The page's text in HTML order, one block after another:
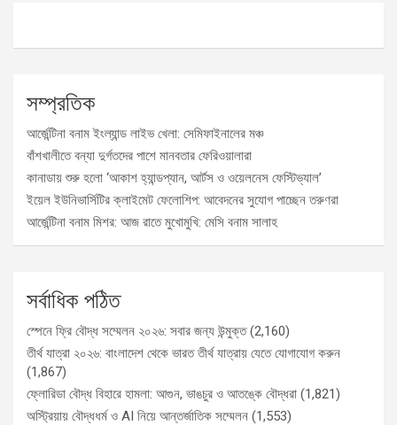
সম্প্রতিক
আর্জেন্টিনা বনাম ইংল্যান্ড লাইভ খেলা: সেমিফাইনালের মঞ্চ
বাঁশখালীতে বন্যা দুর্গতদের পাশে মানবতার ফেরিওয়ালারা
কানাডায় শুরু হলো ‘আকাশ হ্যান্ডপ্যান, আর্টস ও ওয়েলনেস ফেস্টিভ্যাল’
ইয়েল ইউনিভার্সিটির ক্লাইমেট ফেলোশিপ: আবেদনের সুযোগ পাচ্ছেন তরুণরা
আর্জেন্টিনা বনাম মিশর: আজ রাতে মুখোমুখি: মেসি বনাম সালাহ
সর্বাধিক পঠিত
স্পেনে ফ্রি বৌদ্ধ সম্মেলন ২০২৬: সবার জন্য উন্মুক্ত (2,160)
তীর্থ যাত্রা ২০২৬: বাংলাদেশ থেকে ভারত তীর্থ যাত্রায় যেতে যোগাযোগ করুন
(1,867)
ফ্লোরিডা বৌদ্ধ বিহারে হামলা: আগুন, ভাঙচুর ও আতঙ্কে বৌদ্ধরা (1,821)
অস্ট্রিয়ায় বৌদ্ধধর্ম ও AI নিয়ে আন্তর্জাতিক সম্মেলন (1,553)